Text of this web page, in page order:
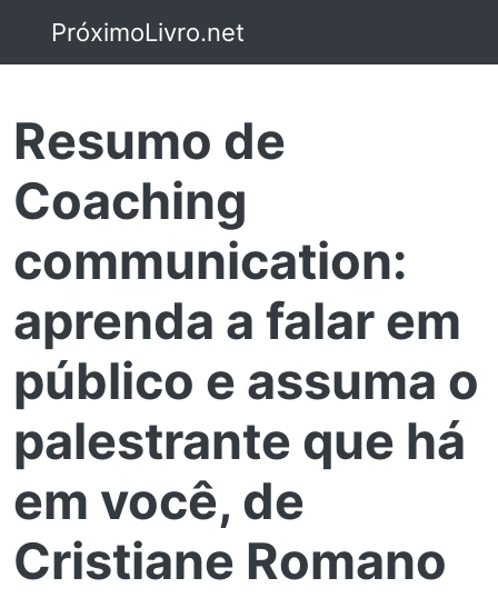
PróximoLivro.net
Resumo de
Coaching
communication:
aprenda a falar em
público e assuma o
palestrante que há
em você, de
Cristiane Romano